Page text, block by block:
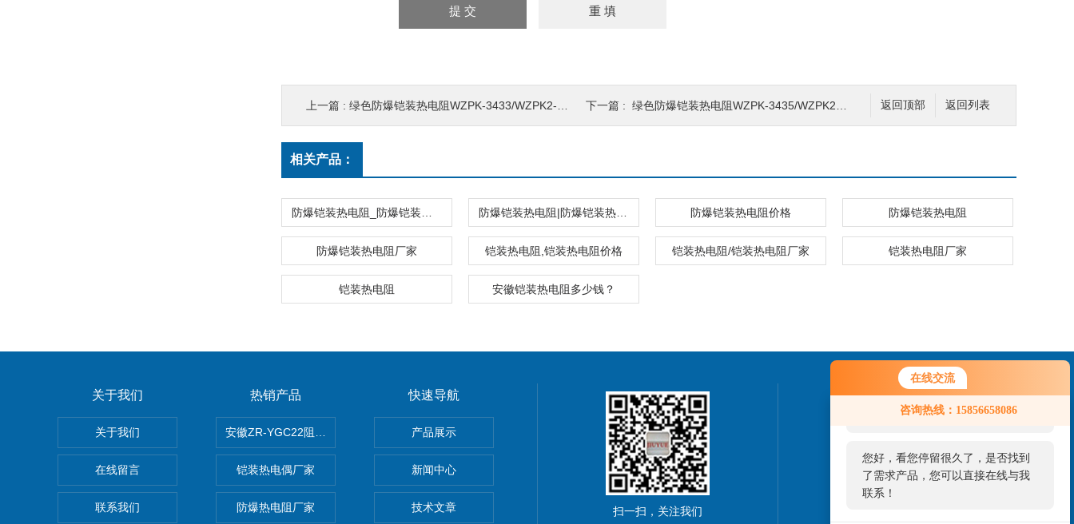
在线交流
咨询热线：15856658086
您好！欢迎前来咨询，很高兴为您
服务，请问您要咨询什么问题呢？
您好，看您停留很久了，是否找到
了需求产品，您可以直接在线与我
联系！
返回列表
返回顶部
上一篇 : 绿色防爆铠装热电阻WZPK-3433/WZPK2-3433甘肃省红古区厂家 下一篇 : 绿色防爆铠装热电阻WZPK-3435/WZPK2-3435甘肃省皋兰县厂家
相关产品：
防爆铠装热电阻价格 防爆铠装热电阻
防爆铠装热电阻厂家 铠装热电阻,铠装热电阻价格 铠装热电阻/铠装热电阻厂家 铠装热电阻厂家
铠装热电阻 安徽铠装热电阻多少钱？
关于我们
关于我们
在线留言
联系我们
热销产品
安徽ZR-YGC22阻燃硅橡胶电缆唐山厂家价格
铠装热电偶厂家
防爆热电阻厂家
快速导航
产品展示
新闻中心
技术文章 扫一扫，关注我们
联系我们
0550-7514987